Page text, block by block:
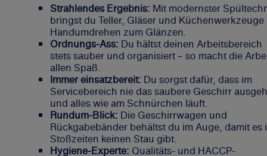
Strahlendes Ergebnis: Mit modernster
bringst du Teller, Gläser und Küchenwerkzeuge
Handumdrehen zum Glänzen.
Ordnungs-Ass: Du hältst deinen Arbeitsbereich
stets sauber und organisiert – so macht die
allen Spaß.
Immer einsatzbereit: Du sorgst dafür, dass im
Servicebereich nie das saubere Geschirr
und alles wie am Schnürchen läuft.
Rundum-Blick: Die Geschirrwagen und
Rückgabebänder behältst du im Auge, damit es
Stoßzeiten keinen Stau gibt.
Hygiene-Experte: Qualitäts- und HACCP-